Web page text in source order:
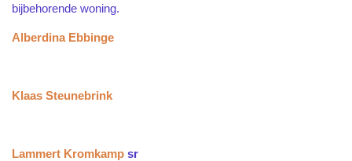
bijbehorende woning.
Alberdina Ebbinge
Klaas Steunebrink
Lammert Kromkamp sr